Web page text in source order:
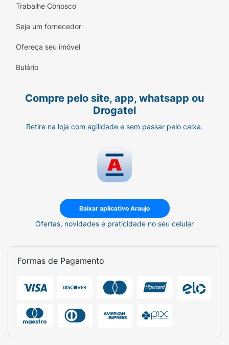
Trabalhe Conosco
Seja um fornecedor
Ofereça seu imóvel
Bulário
Compre pelo site, app, whatsapp ou
Drogatel
Retire na loja com agilidade e sem passar pelo caixa.
Baixar aplicativo Araujo
Ofertas, novidades e praticidade no seu celular
Formas de Pagamento